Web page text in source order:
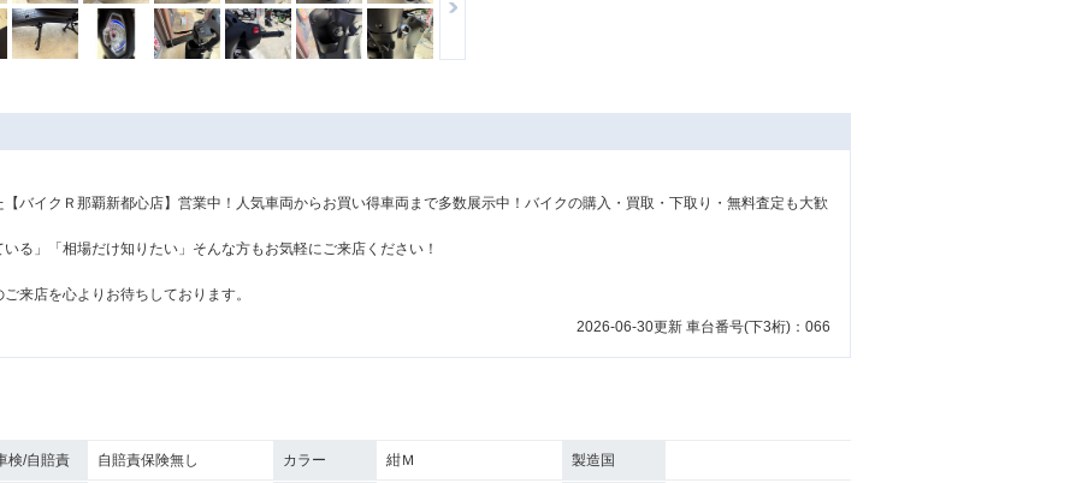
バイクＲ那覇新都心店】営業中！人気車両からお買い得車両まで多数展示中！バイクの購入・買取・下取り・無料査定も大歓
る」「相場だけ知りたい」そんな方もお気軽にご来店ください！
来店を心よりお待ちしております。
2026-06-30更新 車台番号(下3桁)：066
検/自賠責 自賠責保険無し カラー 紺Ｍ 製造国